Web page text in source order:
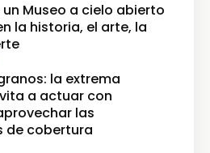
un Museo a cielo abierto
la historia, el arte, la
la extrema
a actuar con
las
de cobertura